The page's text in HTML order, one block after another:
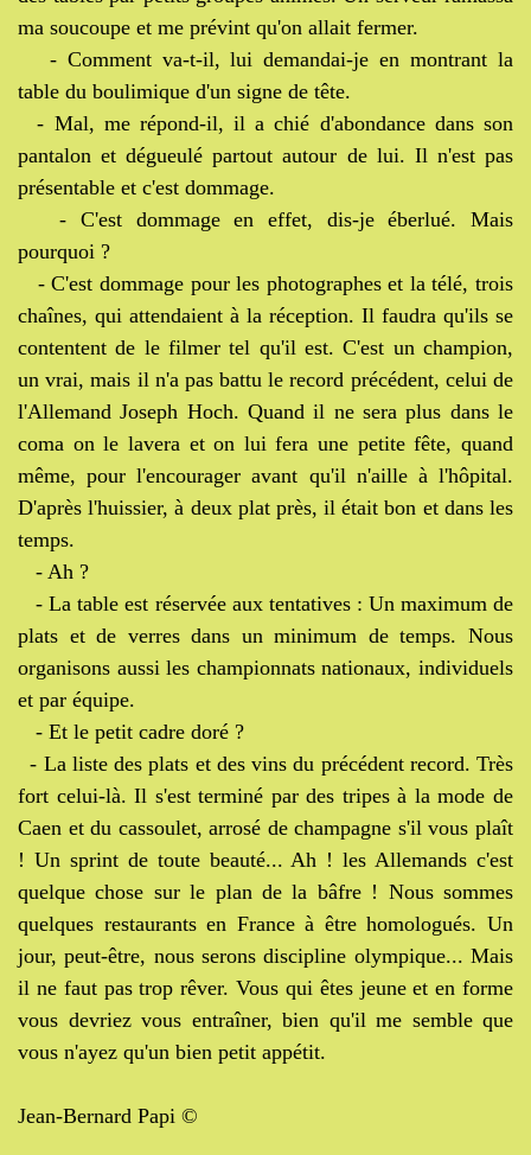
ma soucoupe et me prévint qu'on allait fermer.
- Comment va-t-il, lui demandai-je en montrant la
table du boulimique d'un signe de tête.
- Mal, me répond-il, il a chié d'abondance dans son
pantalon et dégueulé partout autour de lui. Il n'est pas
présentable et c'est dommage.
- C'est dommage en effet, dis-je éberlué. Mais
pourquoi ?
- C'est dommage pour les photographes et la télé, trois
chaînes, qui attendaient à la réception. Il faudra qu'ils se
contentent de le filmer tel qu'il est. C'est un champion,
un vrai, mais il n'a pas battu le record précédent, celui de
l'Allemand Joseph Hoch. Quand il ne sera plus dans le
coma on le lavera et on lui fera une petite fête, quand
même, pour l'encourager avant qu'il n'aille à l'hôpital.
D'après l'huissier, à deux plat près, il était bon et dans les
temps.
- Ah ?
- La table est réservée aux tentatives : Un maximum de
plats et de verres dans un minimum de temps. Nous
organisons aussi les championnats nationaux, individuels
et par équipe.
- Et le petit cadre doré ?
- La liste des plats et des vins du précédent record. Très
fort celui-là. Il s'est terminé par des tripes à la mode de
Caen et du cassoulet, arrosé de champagne s'il vous plaît
! Un sprint de toute beauté... Ah ! les Allemands c'est
quelque chose sur le plan de la bâfre ! Nous sommes
quelques restaurants en France à être homologués. Un
jour, peut-être, nous serons discipline olympique... Mais
il ne faut pas trop rêver. Vous qui êtes jeune et en forme
vous devriez vous entraîner, bien qu'il me semble que
vous n'ayez qu'un bien petit appétit.
Jean-Bernard Papi ©